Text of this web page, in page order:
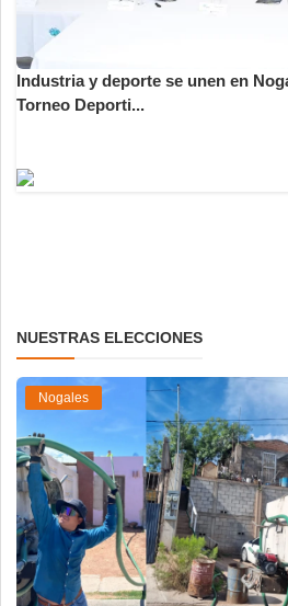
Industria y deporte se unen en
Torneo Deporti...
NUESTRAS ELECCIONES
Nogales